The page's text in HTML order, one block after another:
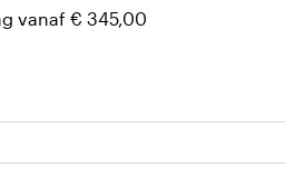
vanaf € 345,00